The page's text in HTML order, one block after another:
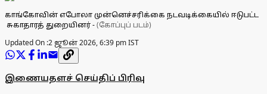
காங்கோவின் எபோலா முன்னெச்சரிக்கை நடவடிக்கையில் ஈடுபட்ட
சுகாதாரத் துறையினர்-(கோப்புப் படம்)
Updated On :2 ஜூன் 2026, 6:39 pm IST
இணையதளச் செய்திப் பிரிவு